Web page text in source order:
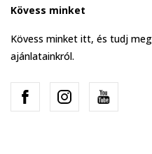
Kövess minket
Kövess minket itt, és tudj
ajánlatainkról.